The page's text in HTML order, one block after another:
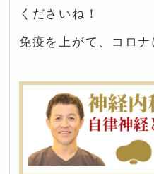
くださいね！
免疫を上がて、コロナ